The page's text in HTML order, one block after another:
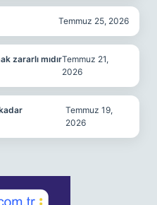
Temmuz 25, 2026
zararlı mıdırTemmuz 21,
2026
Temmuz 19,
2026